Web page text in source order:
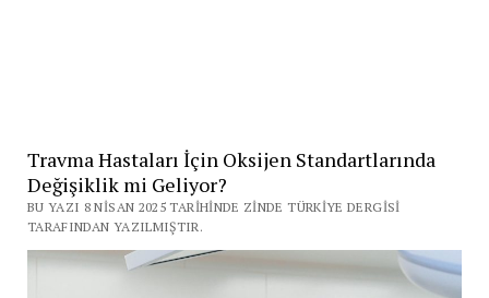
Travma Hastaları İçin Oksijen Standartlarında
Değişiklik mi Geliyor?
BU YAZI 8 NISAN 2025 TARIHINDE ZINDE TÜRKIYE DERGISI
TARAFINDAN YAZILMIŞTIR.